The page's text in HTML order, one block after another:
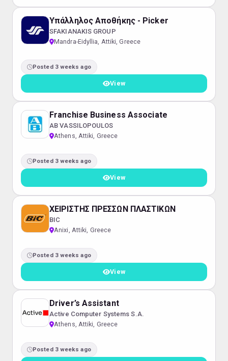
Υπάλληλος Αποθήκης - Picker
SFAKIANAKIS GROUP
Mandra-Eidyllia, Attiki, Greece
Posted 3 weeks ago
View
Franchise Business Associate
AB VASSILOPOULOS
Athens, Attiki, Greece
Posted 3 weeks ago
View
ΧΕΙΡΙΣΤΗΣ ΠΡΕΣΣΩΝ ΠΛΑΣΤΙΚΩΝ
BIC
Anixi, Attiki, Greece
Posted 3 weeks ago
View
Driver’s Assistant
Active Computer Systems S.A.
Athens, Attiki, Greece
Posted 3 weeks ago